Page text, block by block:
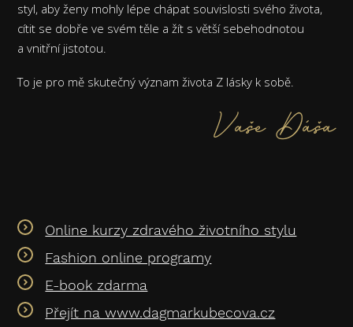
styl, aby ženy mohly lépe chápat souvislosti svého života,
cítit se dobře ve svém těle a žít s větší sebehodnotou
a vnitřní jistotou.
To je pro mě skutečný význam života Z lásky k sobě.
Vaše Dáša
Online kurzy zdravého životního stylu
Fashion online programy
E-book zdarma
Přejít na www.dagmarkubecova.cz